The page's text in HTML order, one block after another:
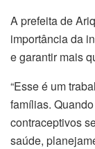
A prefeita de
importância da
e garantir mais
“Esse é um
famílias.
contraceptivos
saúde,